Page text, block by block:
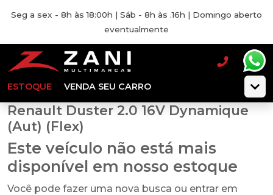
Seg a sex - 8h às 18:00h | Sáb - 8h às .16h | Domingo aberto
eventualmente
ESTOQUE VENDA SEU CARRO
Renault Duster 2.0 16V Dynamique
(Aut) (Flex)
Este veículo não está mais
disponível em nosso estoque
Você pode fazer uma nova busca ou entrar em